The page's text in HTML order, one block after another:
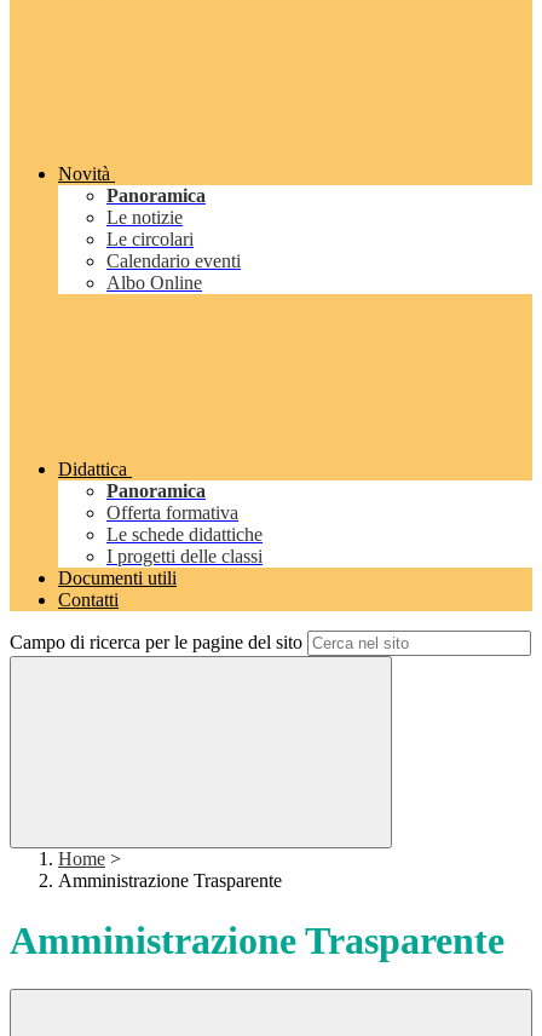
Novità
Panoramica
Le notizie
Le circolari
Calendario eventi
Albo Online
Didattica
Panoramica
Offerta formativa
Le schede didattiche
I progetti delle classi
Documenti utili
Contatti
Campo di ricerca per le pagine del sito
Home >
Amministrazione Trasparente
Amministrazione Trasparente